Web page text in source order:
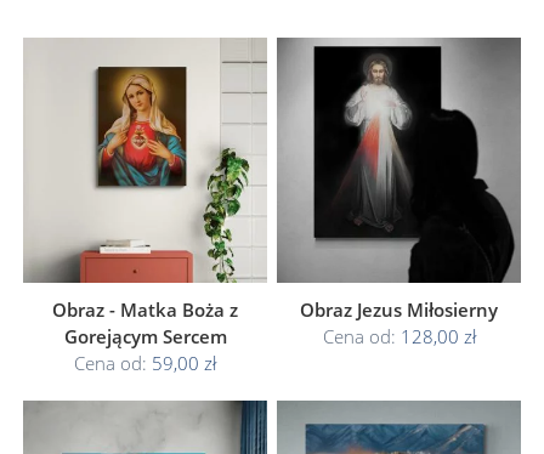
Obraz - Matka Boża z
Gorejącym Sercem
Cena od: 59,00 zł
Obraz Jezus Miłosierny
Cena od: 128,00 zł